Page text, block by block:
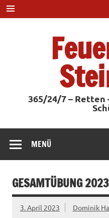
Zum
Inhalt
springen
365/24/7 – Retten
MENÜ
GESAMTÜBUNG 2023
3. April 2023 Dominik